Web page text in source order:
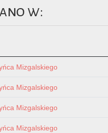
w:
Mizgalskiego
Mizgalskiego
Mizgalskiego
Mizgalskiego